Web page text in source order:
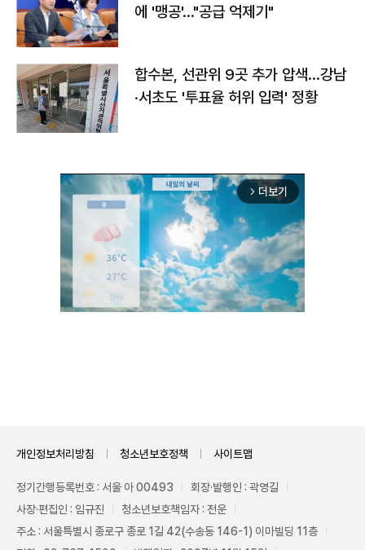
에 '맹공'…"공급 억제기"
합수본, 선관위 9곳 추가 압색…강남
·서초도 '투표율 허위 입력' 정황
arrow_forward_ios 더보기
개인정보처리방침 청소년보호정책 사이트맵
정기간행등록번호 : 서울 아 00493
회장·발행인 : 곽영길
사장·편집인 : 임규진
청소년보호책임자 : 전운
주소 : 서울특별시 종로구 종로 1길 42(수송동 146-1) 이마빌딩 11층